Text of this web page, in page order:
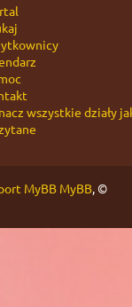
wszystkie działy
MyBB MyBB, ©